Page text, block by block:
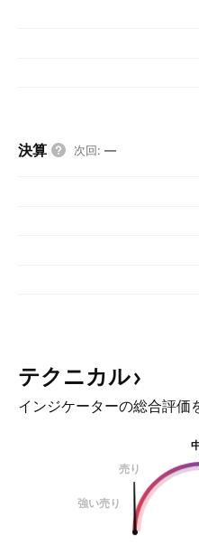
決算 次回: —
テクニカル
インジケーターの総合評価
売り
強い売り